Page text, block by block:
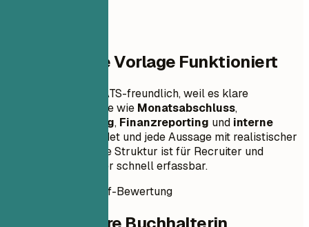
Warum Diese Vorlage Funktioniert
Dieses Beispiel ist ATS-freundlich, weil es klare
Buchhaltungsbegriffe wie Monatsabschluss,
Kontenabstimmung, Finanzreporting und interne
verwendet und jede Aussage mit realistischer
Arbeit verbindet. Die Struktur ist für Recruiter und
Accounting-Manager schnell erfassbar.
Sofortige Lebenslauf-Bewertung